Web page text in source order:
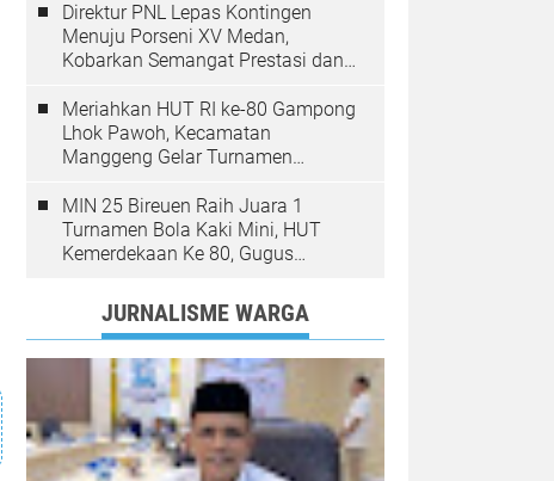
Direktur PNL Lepas Kontingen
Menuju Porseni XV Medan,
Kobarkan Semangat Prestasi dan
Meriahkan HUT RI ke-80 Gampong
Lhok Pawoh, Kecamatan
Manggeng Gelar Turnamen
MIN 25 Bireuen Raih Juara 1
Turnamen Bola Kaki Mini, HUT
Kemerdekaan Ke 80, Gugus
JURNALISME WARGA